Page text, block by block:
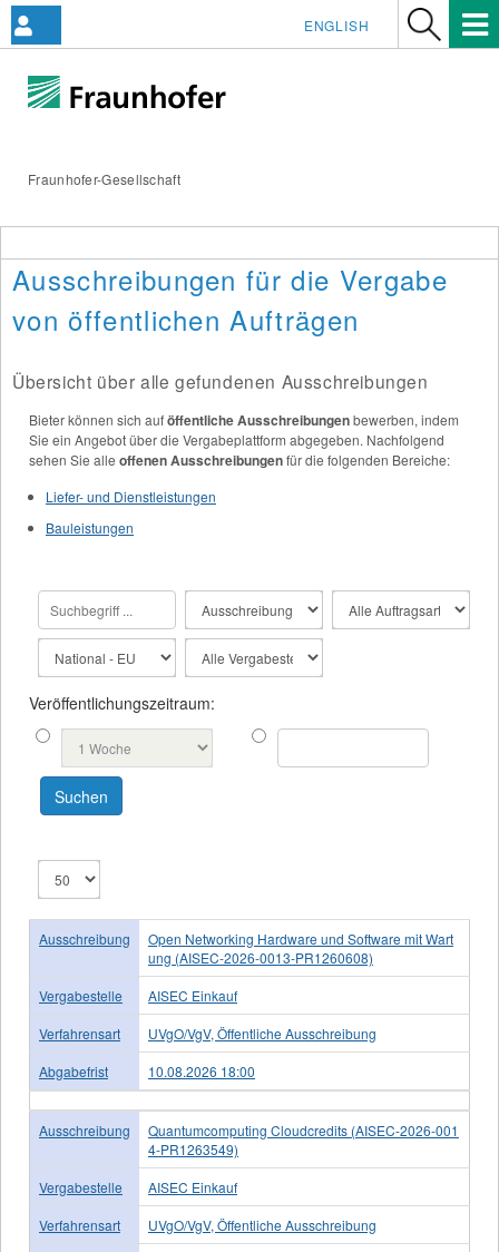
Fraunhofer-Gesellschaft
ENGLISH
Ausschreibungen für die Vergabe
von öffentlichen Aufträgen
Übersicht über alle gefundenen Ausschreibungen
Bieter können sich auföffentliche Ausschreibungenbewerben, indem
Sie ein Angebot über die Vergabeplattform abgegeben. Nachfolgend
sehen Sie alle offenen Ausschreibungenfür die folgenden Bereiche:
Liefer- und Dienstleistungen
Bauleistungen
Veröffentlichungszeitraum:
Ausschreibung
Open Networking Hardware und Software mit Wart
ung (AISEC-2026-0013-PR1260608)
Vergabestelle
AISEC Einkauf
Verfahrensart
UVgO/VgV, Öffentliche Ausschreibung
Abgabefrist
10.08.2026 18:00
Ausschreibung
Quantumcomputing Cloudcredits (AISEC-2026-001
4-PR1263549)
Vergabestelle
AISEC Einkauf
Verfahrensart
UVgO/VgV, Öffentliche Ausschreibung